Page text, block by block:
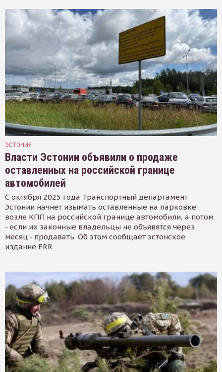
ЭСТОНИЯ
Власти Эстонии объявили о продаже
оставленных на российской границе
автомобилей
С октября 2025 года Транспортный департамент
Эстонии начнет изымать оставленные на парковке
возле КПП на российской границе автомобили, а потом
- если их законные владельцы не объявятся через
месяц - продавать. Об этом сообщает эстонское
издание ERR